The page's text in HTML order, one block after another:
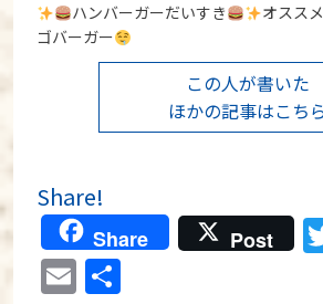
ハンバーガーだいすき
オスス
ゴバーガー
この人が書いた
ほかの記事はこち
Share!
Share Post
Email